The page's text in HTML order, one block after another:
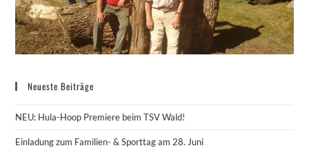
Neueste Beiträge
NEU: Hula-Hoop Premiere beim TSV Wald!
Einladung zum Familien- & Sporttag am 28. Juni